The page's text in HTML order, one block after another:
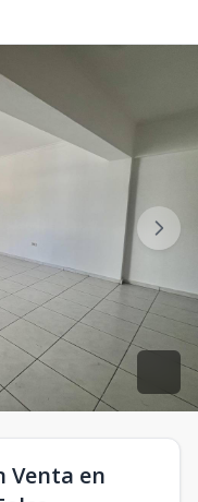
Venta en
en la Fantino